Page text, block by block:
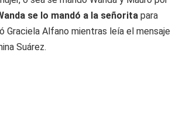
se lo mandó a la señorita para
Graciela Alfano mientras leía el mensaje
Suárez.